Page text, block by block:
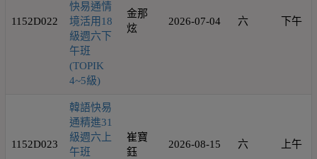
1152D022
快易通情
境活用18
級週六下
午班
(TOPIK
4~5級)
金那
炫
2026-07-04 六 下午
1152D023
韓語快易
通精進31
級週六上
午班
崔寶
鈺
2026-08-15 六 上午